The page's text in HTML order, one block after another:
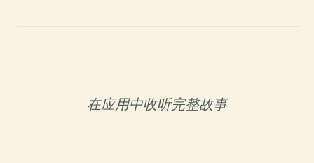
在应用中收听完整故事